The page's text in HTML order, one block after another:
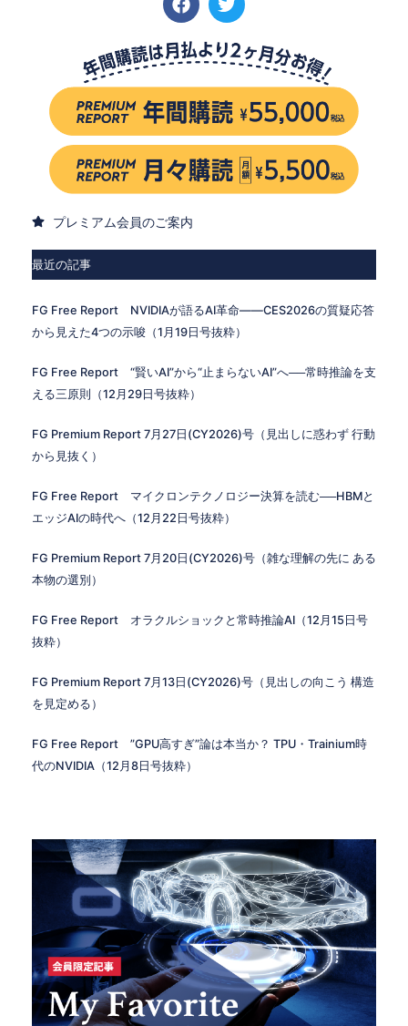
プレミアム会員のご案内
最近の記事
FG Free Report NVIDIAが語るAI革命——CES2026の質疑応答
から見えた4つの示唆（1月19日号抜粋）
FG Free Report “賢いAI”から“止まらないAI”へ──常時推論を支
える三原則（12月29日号抜粋）
FG Premium Report 7月27日(CY2026)号（見出しに惑わず 行動
から見抜く）
FG Free Report マイクロンテクノロジー決算を読む──HBMと
エッジAIの時代へ（12月22日号抜粋）
FG Premium Report 7月20日(CY2026)号（雑な理解の先に ある
本物の選別）
FG Free Report オラクルショックと常時推論AI（12月15日号
抜粋）
FG Premium Report 7月13日(CY2026)号（見出しの向こう 構造
を見定める）
FG Free Report ”GPU高すぎ”論は本当か？ TPU・Trainium時
代のNVIDIA（12月8日号抜粋）